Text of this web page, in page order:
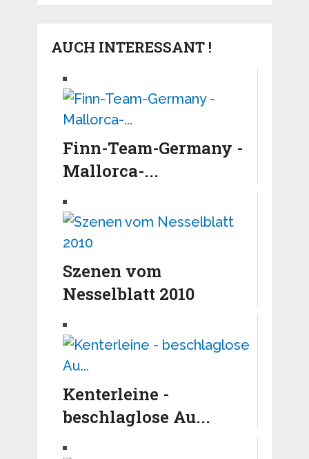
AUCH INTERESSANT !
Finn-Team-Germany -
Mallorca-...
Szenen vom
Nesselblatt 2010
Kenterleine -
beschlaglose Au...